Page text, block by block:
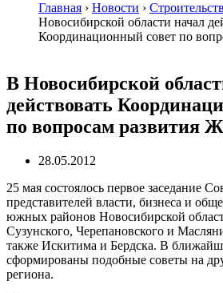
Главная › Новости ›
Новосибирской области начал
Координационный совет по
В Новосибирской
действовать
по вопросам развития
28.05.2012
25 мая состоялось первое заседание
представителей власти, бизнеса и
южных районов Новосибирской
Сузунского, Черепановского и
также Искитима и Бердска. В
сформированы подобные советы на
региона.